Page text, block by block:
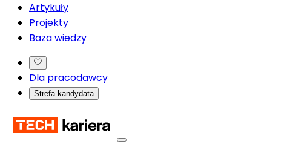
Artykuły
Projekty
Baza wiedzy
Dla pracodawcy
Strefa kandydata